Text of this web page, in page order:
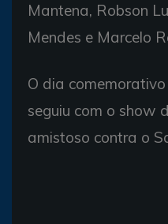
Mantena, Robson
Mendes e Marcelo
O dia
seguiu com o show
amistoso contra o